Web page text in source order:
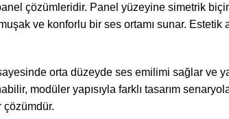
çözümleridir. Panel yüzeyine simetrik
ve konforlu bir ses ortamı sunar.
orta düzeyde ses emilimi sağlar ve
modüler yapısıyla farklı tasarım